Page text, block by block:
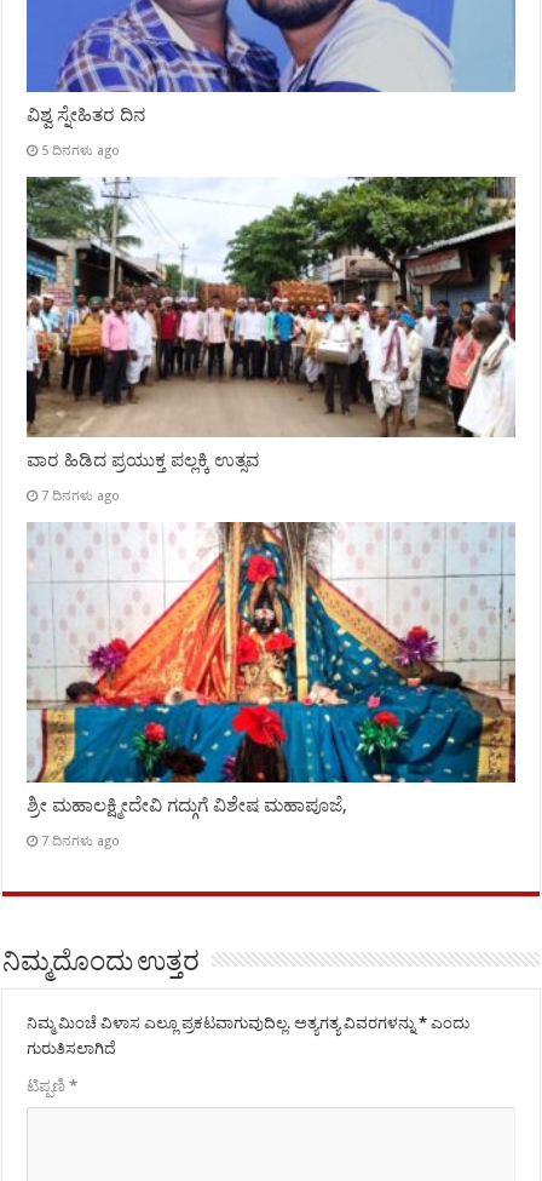
ವಿಶ್ವ ಸ್ನೇಹಿತರ ದಿನ
5 ದಿನಗಳು ago
ವಾರ ಹಿಡಿದ ಪ್ರಯುಕ್ತ ಪಲ್ಲಕ್ಕಿ ಉತ್ಸವ
7 ದಿನಗಳು ago
ಶ್ರೀ ಮಹಾಲಕ್ಷ್ಮೀದೇವಿ ಗದ್ಗುಗೆ ವಿಶೇಷ ಮಹಾಪೂಜೆ,
7 ದಿನಗಳು ago
ನಿಮ್ಮದೊಂದು ಉತ್ತರ
ನಿಮ್ಮ ಮಿಂಚೆ ವಿಳಾಸ ಎಲ್ಲೂ ಪ್ರಕಟವಾಗುವುದಿಲ್ಲ. ಅತ್ಯಗತ್ಯ ವಿವರಗಳನ್ನು* ಎಂದು
ಗುರುತಿಸಲಾಗಿದೆ
ಟಿಪ್ಪಣಿ*